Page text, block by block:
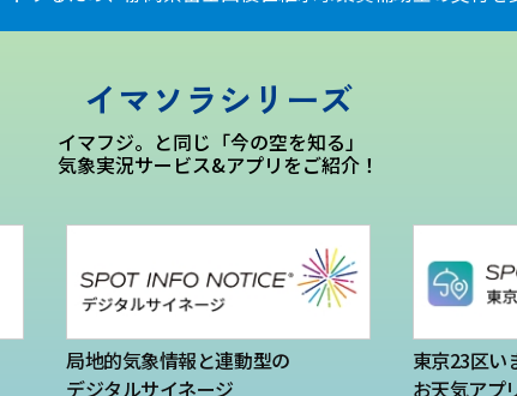
イマソラシリーズ
イマフジ。と同じ「今の空を知る」
気象実況サービス&アプリをご紹介！
局地的気象情報と連動型の
デジタルサイネージ
東京23区い
お天気アプ